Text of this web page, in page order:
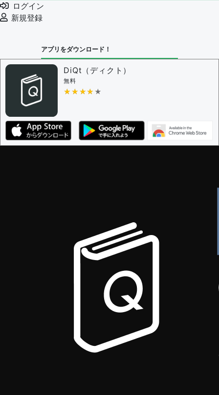
ログイン
新規登録
アプリをダウンロード！
DiQt（ディクト）
無料
★★★★★
★★★★★